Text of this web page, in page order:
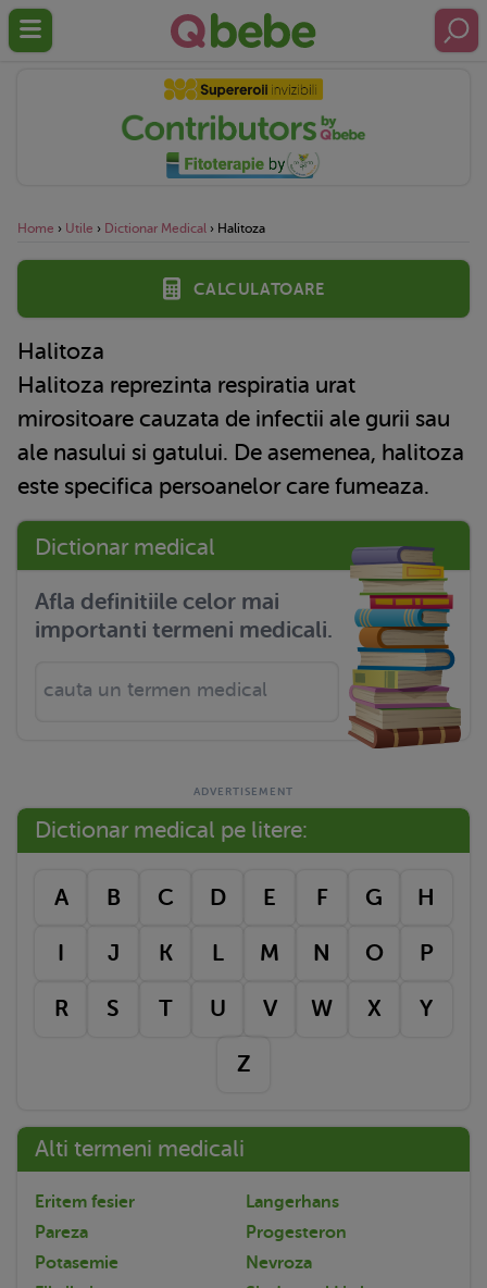
Home › Utile › Dictionar Medical › Halitoza
Calculatoare
Halitoza
Halitoza reprezinta respiratia urat
mirositoare cauzata de infectii ale gurii sau
ale nasului si gatului. De asemenea, halitoza
este specifica persoanelor care fumeaza.
Dictionar medical
Afla definitiile celor mai
importanti termeni medicali.
Dictionar medical pe litere:
A B C D E F G H
I J K L M N O P
R S T U V W X Y
Z
Alti termeni medicali
Eritem fesier
Langerhans
Pareza
Progesteron
Potasemie
Nevroza